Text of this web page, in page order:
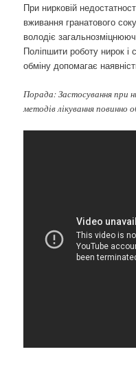
При нирковій
вживання гранатового
володіє
Поліпшити роботу нирок і
обміну допомагає
Порада: Застосування при
методів лікування повинно